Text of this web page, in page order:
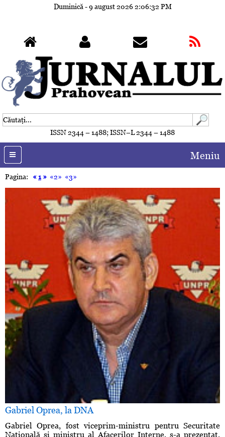
Duminică - 9 august 2026 2:06:34 PM
ISSN 2344 – 1488; ISSN–L 2344 – 1488
Meniu
Pagina: «1» «2» «3»
Gabriel Oprea, la DNA
Gabriel Oprea, fost viceprim-ministru pentru Securitate
Naţională şi ministru al Afacerilor Interne, s-a prezentat,